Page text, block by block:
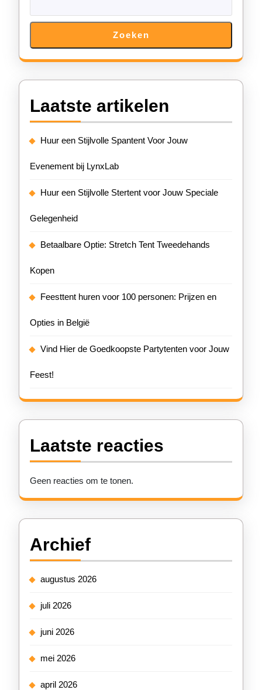
Zoeken
Laatste artikelen
Huur een Stijlvolle Spantent Voor Jouw
Evenement bij LynxLab
Huur een Stijlvolle Stertent voor Jouw Speciale
Gelegenheid
Betaalbare Optie: Stretch Tent Tweedehands
Kopen
Feesttent huren voor 100 personen: Prijzen en
Opties in België
Vind Hier de Goedkoopste Partytenten voor Jouw
Feest!
Laatste reacties
Geen reacties om te tonen.
Archief
augustus 2026
juli 2026
juni 2026
mei 2026
april 2026